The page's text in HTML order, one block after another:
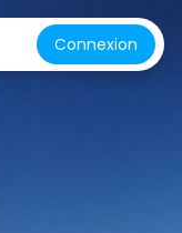
Connexion